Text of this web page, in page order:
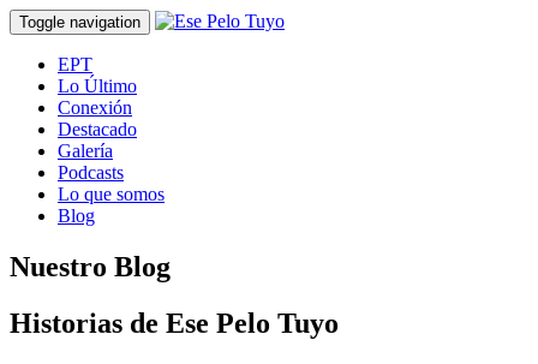
Toggle navigation
EPT
Lo Último
Conexión
Destacado
Galería
Podcasts
Lo que somos
Blog
Nuestro Blog
Historias de Ese Pelo Tuyo